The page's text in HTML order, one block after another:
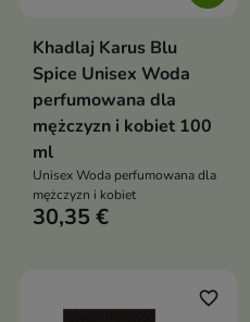
Khadlaj Karus Blu
Spice Unisex Woda
perfumowana dla
mężczyzn i kobiet 100
ml
Unisex Woda perfumowana dla
mężczyzn i kobiet
30,35 €
favorite_border